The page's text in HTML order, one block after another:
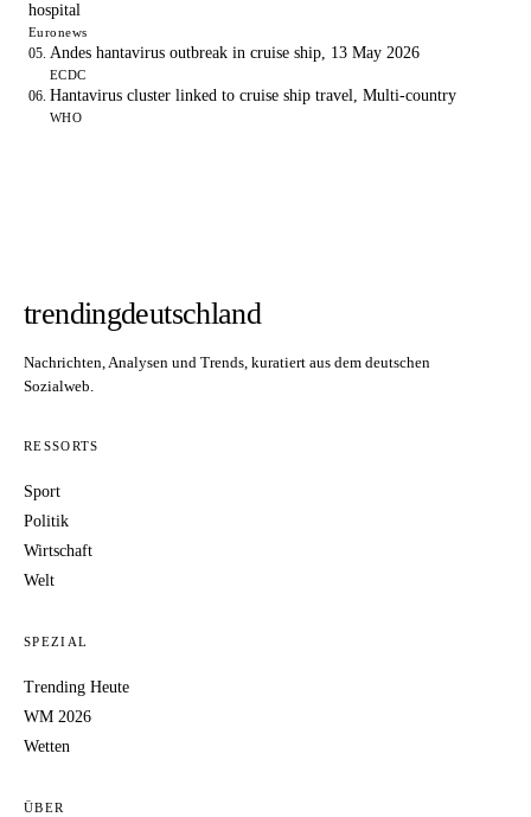
hospital
Euronews
Andes hantavirus outbreak in cruise ship, 13 May 2026
ECDC
Hantavirus cluster linked to cruise ship travel, Multi-country
WHO
trendingdeutschland
Nachrichten, Analysen und Trends, kuratiert aus dem deutschen
Sozialweb.
RESSORTS
Sport
Politik
Wirtschaft
Welt
SPEZIAL
Trending Heute
WM 2026
Wetten
ÜBER